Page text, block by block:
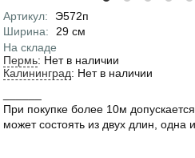
Артикул:
Э572п
Характеристики
Ширина: 29 см
На складе
Пермь: Нет в наличии
Калининград: Нет в наличии
При покупке более 10м
может состоять из двух длин, одна